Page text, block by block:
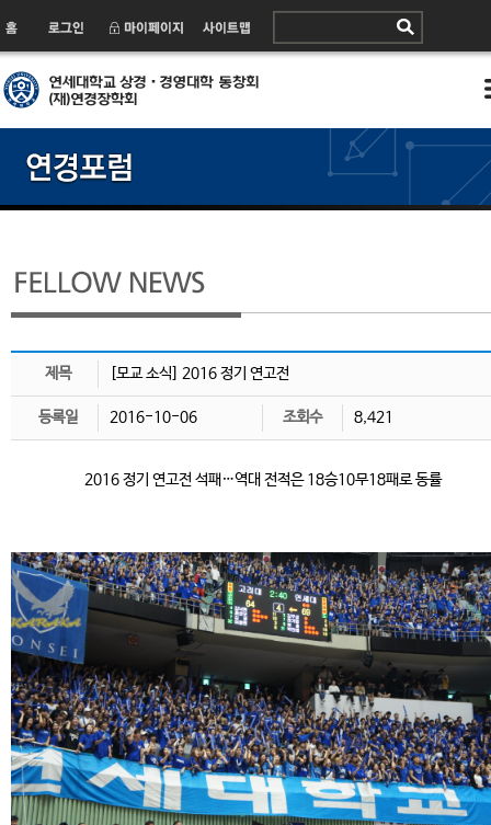
제목 [모교 소식] 2016 정기 연고전
등록일 2016-10-06 조회수 8,421
2016 정기 연고전 석패…역대 전적은 18승10무18패로 동률